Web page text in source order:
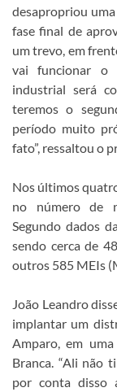
desapropriou
fase final de
um trevo, em
vai funcionar o
industrial será
teremos o
período muito
fato”, ressaltou o
Nos últimos
no número de
Segundo dados
sendo cerca de
outros 585 MEIs
João Leandro
implantar um
Amparo, em
Branca. “Ali não
por conta disso